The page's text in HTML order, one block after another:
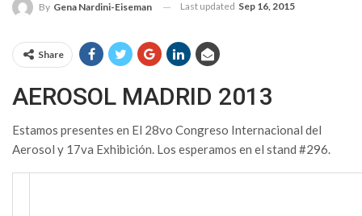
By Gena Nardini-Eiseman Last updated Sep 16, 2015
Share
AEROSOL MADRID 2013
Estamos presentes en El 28vo Congreso Internacional del
Aerosol y 17va Exhibición. Los esperamos en el stand #296.